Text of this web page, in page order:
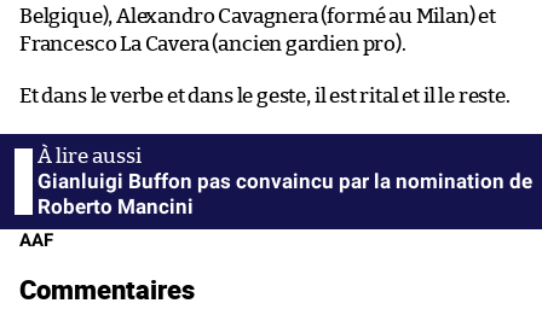
Belgique), Alexandro Cavagnera (formé au Milan) et
Francesco La Cavera (ancien gardien pro).
Et dans le verbe et dans le geste, il est rital et il le reste.
Gianluigi Buffon pas convaincu par la nomination de
Roberto Mancini
AAF
Commentaires